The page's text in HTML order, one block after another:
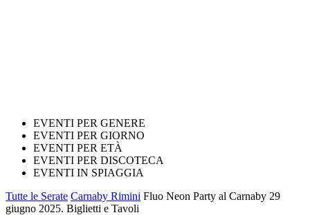
EVENTI PER GENERE
EVENTI PER GIORNO
EVENTI PER ETÀ
EVENTI PER DISCOTECA
EVENTI IN SPIAGGIA
Tutte le Serate Carnaby Rimini Fluo Neon Party al Carnaby 29
giugno 2025. Biglietti e Tavoli